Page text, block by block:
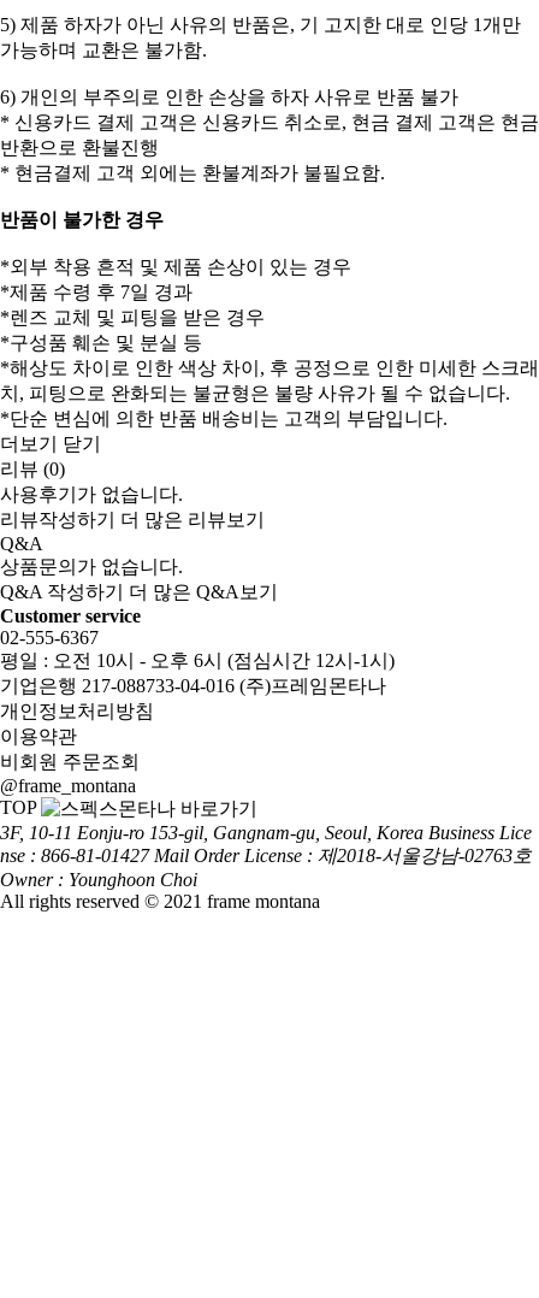
5) 제품 하자가 아닌 사유의 반품은, 기 고지한 대로 인당 1개만
가능하며 교환은 불가함.
6) 개인의 부주의로 인한 손상을 하자 사유로 반품 불가
* 신용카드 결제 고객은 신용카드 취소로, 현금 결제 고객은 현금
반환으로 환불진행
* 현금결제 고객 외에는 환불계좌가 불필요함.
반품이 불가한 경우
*외부 착용 흔적 및 제품 손상이 있는 경우
*제품 수령 후 7일 경과
*렌즈 교체 및 피팅을 받은 경우
*구성품 훼손 및 분실 등
*해상도 차이로 인한 색상 차이, 후 공정으로 인한 미세한 스크래
치, 피팅으로 완화되는 불균형은 불량 사유가 될 수 없습니다.
*단순 변심에 의한 반품 배송비는 고객의 부담입니다.
더보기
닫기
리뷰 (0)
사용후기가 없습니다.
리뷰작성하기
더 많은 리뷰보기
Q&A
상품문의가 없습니다.
Q&A 작성하기
더 많은 Q&A보기
Customer service
02-555-6367
평일 : 오전 10시 - 오후 6시 (점심시간 12시-1시)
기업은행 217-088733-04-016 (주)프레임몬타나
개인정보처리방침
이용약관
비회원 주문조회
@frame_montana
TOP
3F, 10-11 Eonju-ro 153-gil, Gangnam-gu, Seoul, Korea Business Lice
nse : 866-81-01427 Mail Order License : 제2018-서울강남-02763호
Owner : Younghoon Choi
All rights reserved © 2021 frame montana